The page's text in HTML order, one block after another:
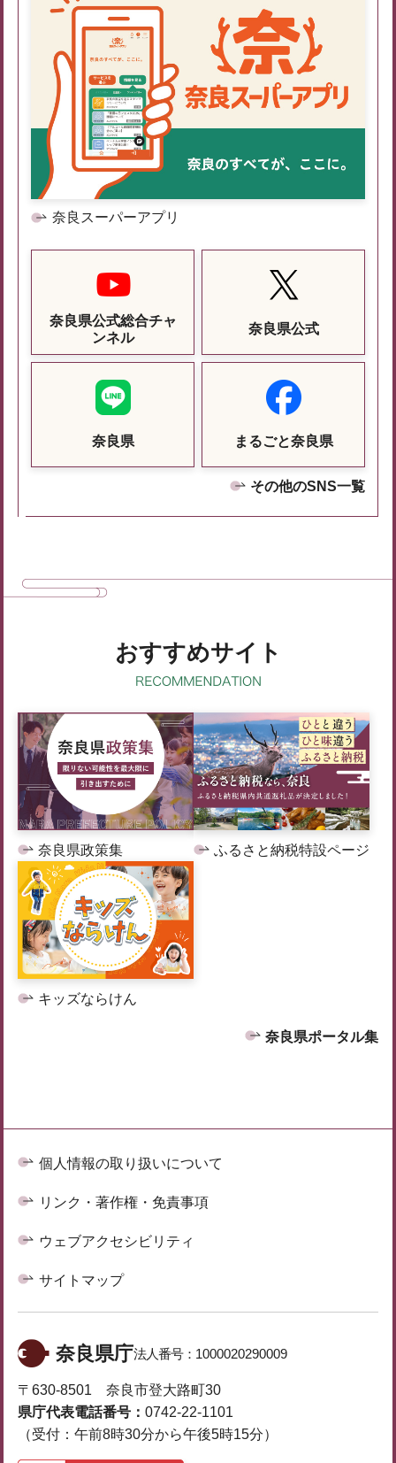
奈良スーパーアプリ
奈良県公式総合チャ
ンネル
奈良県公式
奈良県 まるごと奈良県
その他のSNS一覧
おすすめサイト
奈良県政策集 ふるさと納税特設ページ
キッズならけん
奈良県ポータル集
個人情報の取り扱いについて
リンク・著作権・免責事項
ウェブアクセシビリティ
サイトマップ
奈良県庁法人番号： 1000020290009
〒630-8501 奈良市登大路町30
県庁代表電話番号： 0742-22-1101
（受付：午前8時30分から午後5時15分）